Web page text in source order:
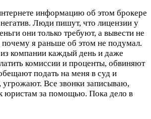
информацию об этом брокере
Люди пишут, что лицензии у
они только требуют, а вывести не
я раньше об этом не подумал.
компании каждый день и даже
комиссии и проценты, обвиняют
подать на меня в суд и
угрожают. Все звонки записываю,
юристам за помощью. Пока дело в